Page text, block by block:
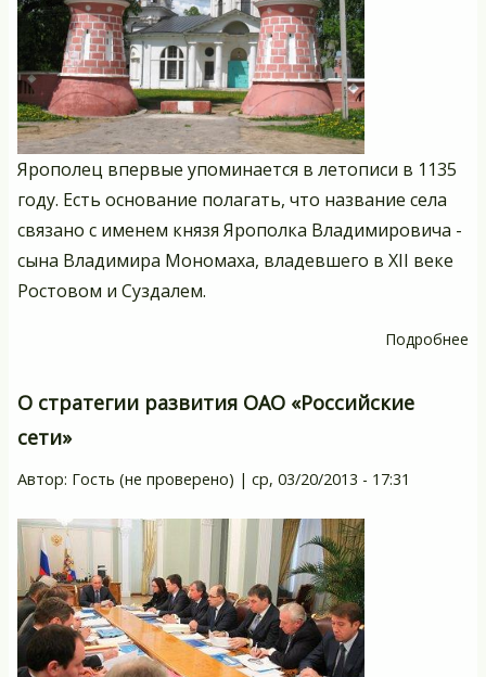
Ярополец впервые упоминается в летописи в 1135
году. Есть основание полагать, что название села
связано с именем князя Ярополка Владимировича -
сына Владимира Мономаха, владевшего в XII веке
Ростовом и Суздалем.
Подробнее
О стратегии развития ОАО «Российские
сети»
Автор: Гость (не проверено) | ср, 03/20/2013 - 17:31